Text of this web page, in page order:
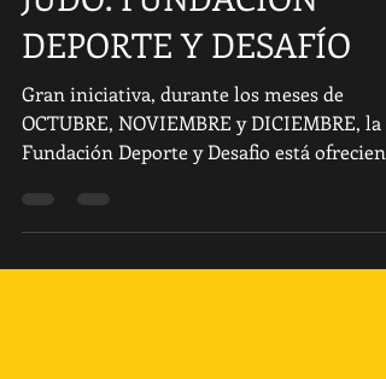
JUDO: FUNDACIÓN
DEPORTE Y DESAFÍO
Gran iniciativa, durante los meses de
OCTUBRE, NOVIEMBRE y DICIEMBRE, la
Fundación Deporte y Desafio está